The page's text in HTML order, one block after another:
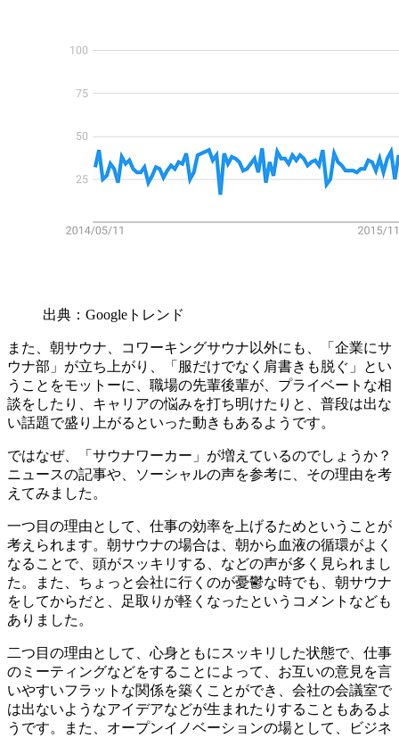
出典：Googleトレンド
また、朝サウナ、コワーキングサウナ以外にも、「企業にサ
ウナ部」が立ち上がり、「服だけでなく肩書きも脱ぐ」とい
うことをモットーに、職場の先輩後輩が、プライベートな相
談をしたり、キャリアの悩みを打ち明けたりと、普段は出な
い話題で盛り上がるといった動きもあるようです。
ではなぜ、「サウナワーカー」が増えているのでしょうか？
ニュースの記事や、ソーシャルの声を参考に、その理由を考
えてみました。
一つ目の理由として、仕事の効率を上げるためということが
考えられます。朝サウナの場合は、朝から血液の循環がよく
なることで、頭がスッキリする、などの声が多く見られまし
た。また、ちょっと会社に行くのが憂鬱な時でも、朝サウナ
をしてからだと、足取りが軽くなったというコメントなども
ありました。
二つ目の理由として、心身ともにスッキリした状態で、仕事
のミーティングなどをすることによって、お互いの意見を言
いやすいフラットな関係を築くことができ、会社の会議室で
は出ないようなアイデアなどが生まれたりすることもあるよ
うです。また、オープンイノベーションの場として、ビジネ